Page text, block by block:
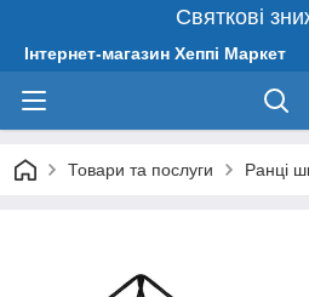
Святкові
Інтернет-магазин Хеппі Маркет
Товари та послуги Ранці